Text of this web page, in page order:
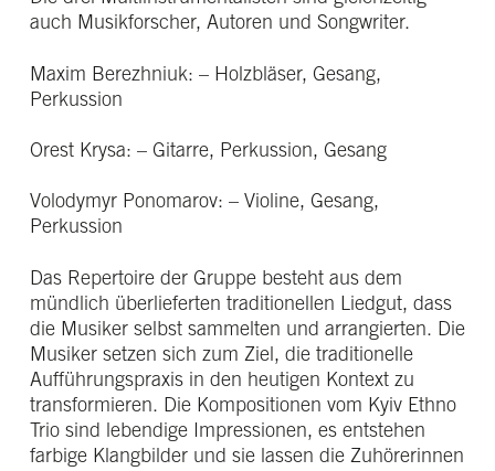
auch Musikforscher, Autoren und Songwriter.
Maxim Berezhniuk: – Holzbläser, Gesang,
Perkussion
Orest Krysa: – Gitarre, Perkussion, Gesang
Volodymyr Ponomarov: – Violine, Gesang,
Perkussion
Das Repertoire der Gruppe besteht aus dem
mündlich überlieferten traditionellen Liedgut, dass
die Musiker selbst sammelten und arrangierten. Die
Musiker setzen sich zum Ziel, die traditionelle
Aufführungspraxis in den heutigen Kontext zu
transformieren. Die Kompositionen vom Kyiv Ethno
Trio sind lebendige Impressionen, es entstehen
farbige Klangbilder und sie lassen die Zuhörerinnen